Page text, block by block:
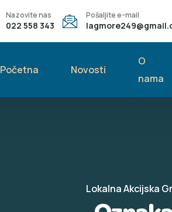
Nazovite nas
022 558 343
Pošaljite e-mail
Početna Novosti
O
nama
Lokalna Akcijska